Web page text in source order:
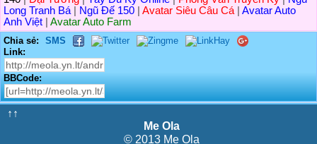
Long Tranh Bá
Ngũ Đế 150 Avatar Siêu Câu Cá
Avatar Auto
Anh Việt
Avatar Auto Farm
Chia sẻ:
SMS
Link:
BBCode:
↑↑
Me Ola
© 2013 Me Ola